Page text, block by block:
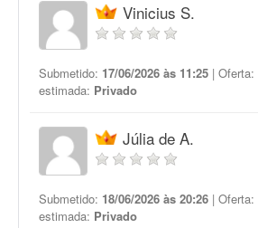
Vinicius S.
Submetido: 17/06/2026 às 11:25 | Oferta:
estimada: Privado
Júlia de A.
Submetido: 18/06/2026 às 20:26 | Oferta:
estimada: Privado